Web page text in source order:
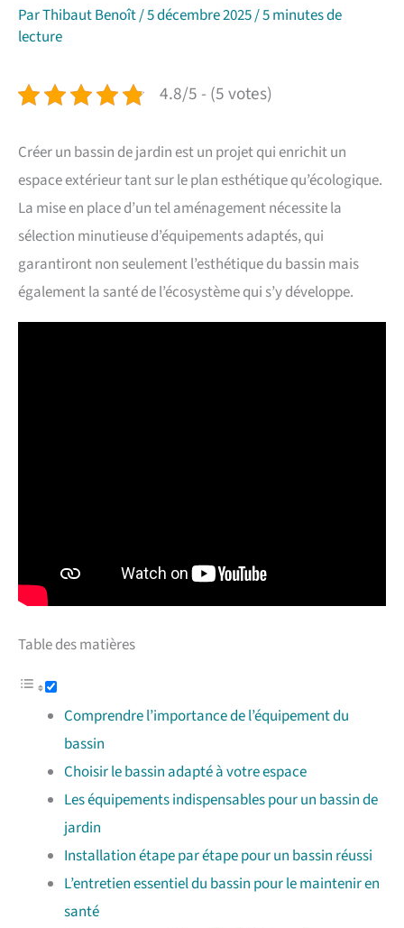
ParThibaut Benoît/5 décembre 2025/5 minutes de
lecture
4.8/5 - (5 votes)
Créer un bassin de jardin est un projet qui enrichit un
espace extérieur tant sur le plan esthétique qu’écologique.
La mise en place d’un tel aménagement nécessite la
sélection minutieuse d’équipements adaptés, qui
garantiront non seulement l’esthétique du bassin mais
également la santé de l’écosystème qui s’y développe.
Table des matières
Comprendre l’importance de l’équipement du
bassin
Choisir le bassin adapté à votre espace
Les équipements indispensables pour un bassin de
jardin
Installation étape par étape pour un bassin réussi
L’entretien essentiel du bassin pour le maintenir en
santé